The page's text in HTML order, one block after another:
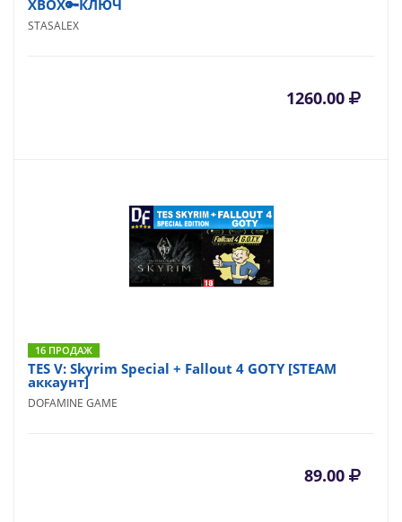
XBOX🔑КЛЮЧ
STASALEX
1260.00
16 ПРОДАЖ
TES V: Skyrim Special + Fallout 4 GOTY [STEAM
аккаунт]
DOFAMINE GAME
89.00